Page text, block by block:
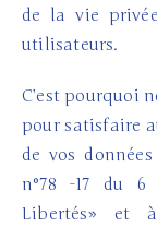
de la vie
utilisateurs.
C’est pourquoi
pour satisfaire
de vos
n°78 -17 du
Libertés» et